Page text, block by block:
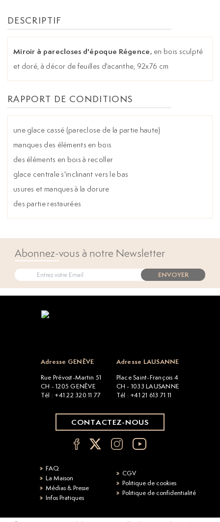
DESCRIPTIF
Miroir à parecloses d'époque Régence, en bois sculpté
et doré, à décor de feuilles d'acanthe, 92x76 cm
RAPPORT DE CONDITIONS
une glace cassé (pareclose de la partie haute)
manques des éléments en bois
des éléments en bois à recoller
glace centrale s'inclinant vers le bas
usures et manques à la dorure
des partie restaurées
Abonnez-vous à notre Newsletter
ENVOYER
Adresse GENÈVE
Rue Prévost-Martin 51
CH - 1205 GENÈVE
Tél : +41 22 320 11 77
Adresse LAUSANNE
Place Saint-François 4
CH - 1033 LAUSANNE
Tél : +41 21 613 71 11
CONTACTEZ-NOUS
FAQ
La Maison
Médias & Presse
Infos Pratiques
CGV
Politique de cookies
Politique de confidentialité